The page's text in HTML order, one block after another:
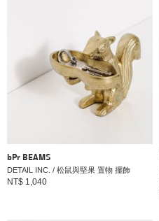
bPr BEAMS
DETAIL INC. / 松鼠與堅果 置物 擺飾
NT$ 1,040